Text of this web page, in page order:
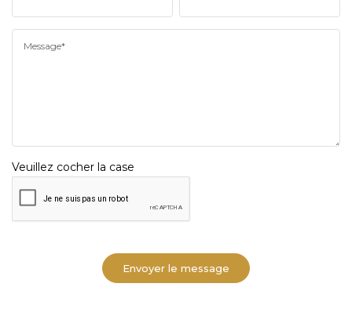
Message*
Veuillez cocher la case
Envoyer le message